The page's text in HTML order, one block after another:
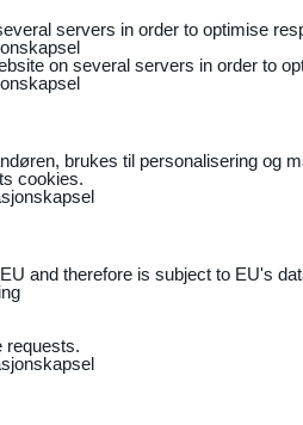
servers in order to optimise
on several servers in order to
brukes til personalisering og
cookies.
and therefore is subject to EU's
requests.